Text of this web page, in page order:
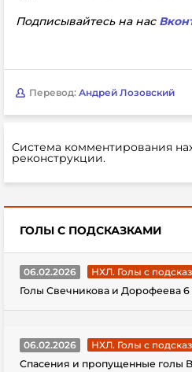
Подписывайтесь на нас
Перевод: Андрей Лозовский
Система комментирования
реконструкции.
ГОЛЫ С ПОДСКАЗКАМИ
06.02.2026
НХЛ. Голы с
Голы Свечникова и Дорофеева
06.02.2026
НХЛ. Голы с
Спасения и пропущенные голы